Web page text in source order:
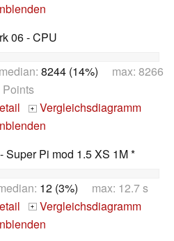
06 - CPU
8244 (14%) max: 8266
Points
+ Vergleichsdiagramm
- Super Pi mod 1.5 XS 1M *
12 (3%) max: 12.7 s
+ Vergleichsdiagramm